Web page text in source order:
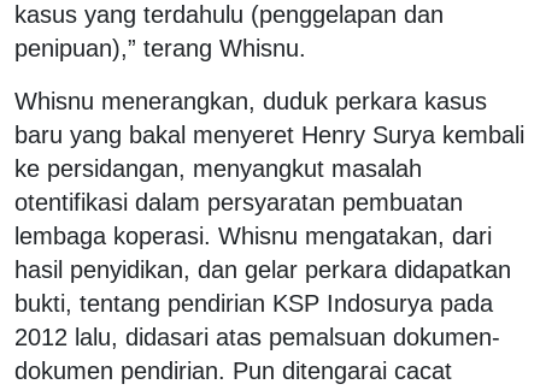
kasus yang terdahulu (penggelapan dan
penipuan),” terang Whisnu.
Whisnu menerangkan, duduk perkara kasus
baru yang bakal menyeret Henry Surya kembali
ke persidangan, menyangkut masalah
otentifikasi dalam persyaratan pembuatan
lembaga koperasi. Whisnu mengatakan, dari
hasil penyidikan, dan gelar perkara didapatkan
bukti, tentang pendirian KSP Indosurya pada
2012 lalu, didasari atas pemalsuan dokumen-
dokumen pendirian. Pun ditengarai cacat